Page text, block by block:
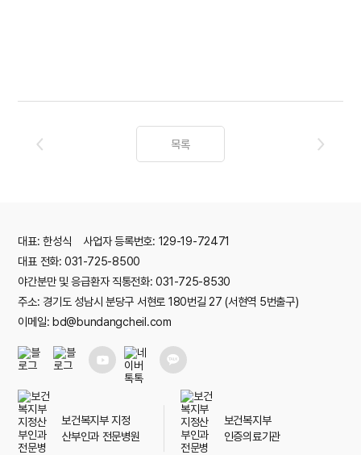
목록
대표: 한성식 사업자 등록번호: 129-19-72471
대표 전화: 031-725-8500
야간분만 및 응급환자 직통전화: 031-725-8530
주소: 경기도 성남시 분당구 서현로 180번길 27 (서현역 5번출구)
이메일: bd@bundangcheil.com
보건복지부 지정
산부인과 전문병원
보건복지부
인증의료기관